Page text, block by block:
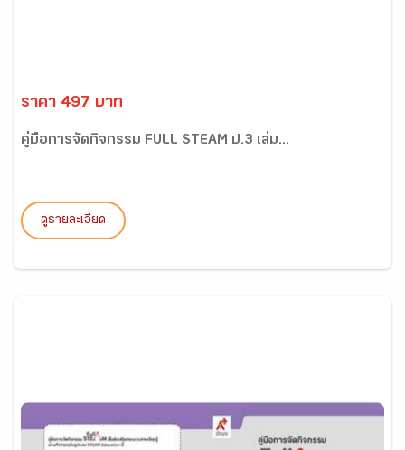
ราคา 497 บาท
คู่มือการจัดกิจกรรม FULL STEAM ป.3 เล่ม...
ดูรายละเอียด